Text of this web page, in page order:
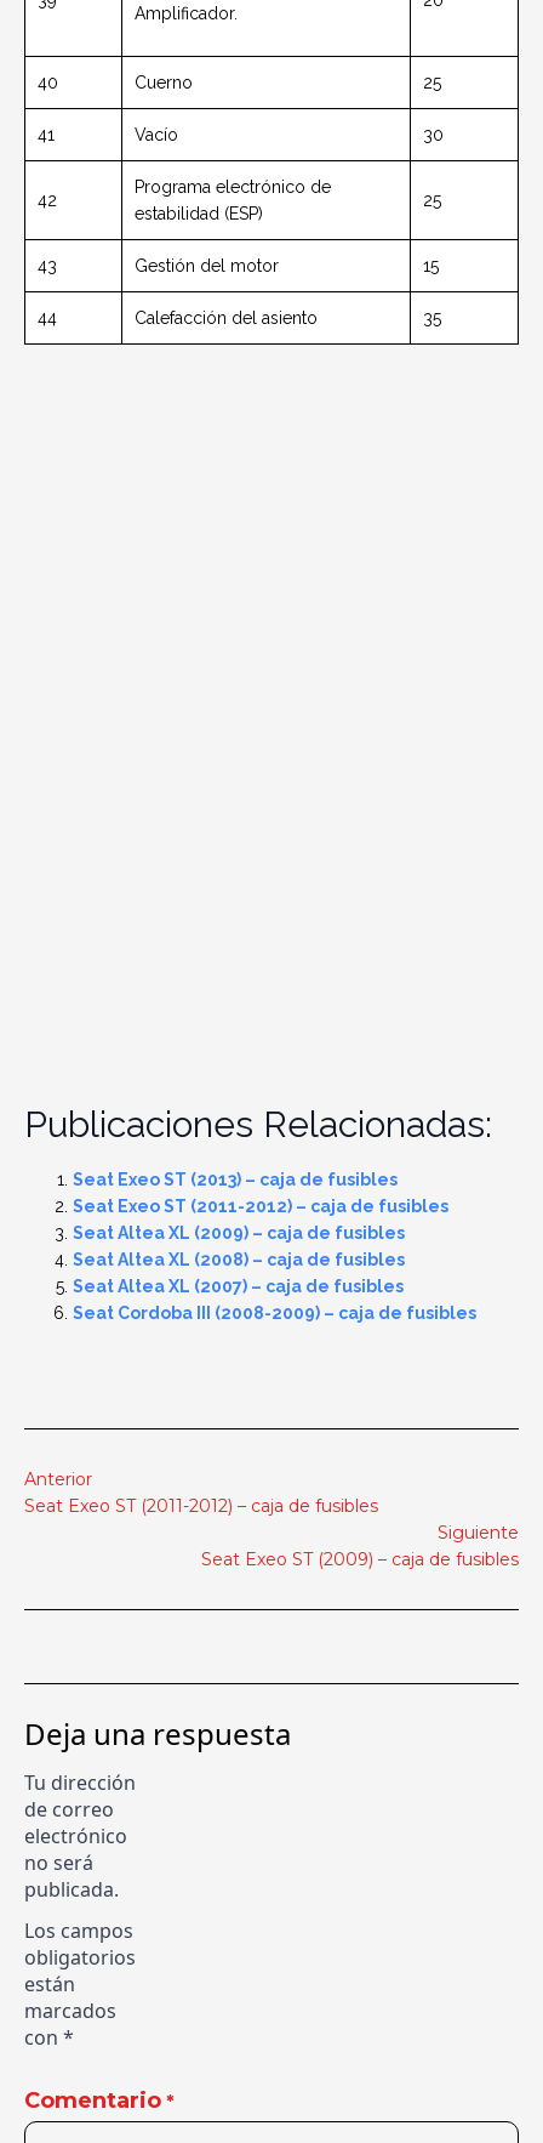
Amplificador.
40 Cuerno 25
41 Vacío 30
42
Programa electrónico de
estabilidad (ESP)
25
43 Gestión del motor 15
44 Calefacción del asiento 35
Publicaciones Relacionadas:
Seat Exeo ST (2013) – caja de fusibles
Seat Exeo ST (2011-2012) – caja de fusibles
Seat Altea XL (2009) – caja de fusibles
Seat Altea XL (2008) – caja de fusibles
Seat Altea XL (2007) – caja de fusibles
Seat Cordoba III (2008-2009) – caja de fusibles
Anterior
Seat Exeo ST (2011-2012) – caja de fusibles
Siguiente
Seat Exeo ST (2009) – caja de fusibles
Deja una respuesta
Tu dirección
de correo
electrónico
no será
publicada.
Los campos
obligatorios
están
marcados
con *
Comentario *